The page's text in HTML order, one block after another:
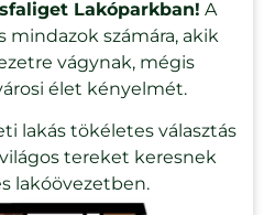
Lakóparkban! A
mindazok számára, akik
vágynak, mégis
élet kényelmét.
lakás tökéletes választás
tereket keresnek
lakóövezetben.